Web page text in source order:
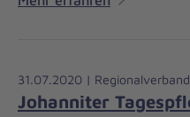
31.07.2020 |
Johanniter